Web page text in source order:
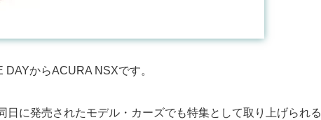
からACURA NSXです。
日に発売されたモデル・カーズでも特集として取り上げられる